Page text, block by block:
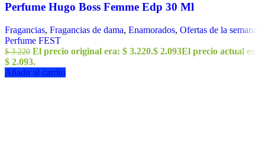
Perfume Hugo Boss Femme Edp 30 Ml
Fragancias, Fragancias de dama, Enamorados, Ofertas de la semana
Perfume FEST
$3.220 El precio original era: $ 3.220.$ 2.093El precio actual es:
$ 2.093.
Añadir al carrito